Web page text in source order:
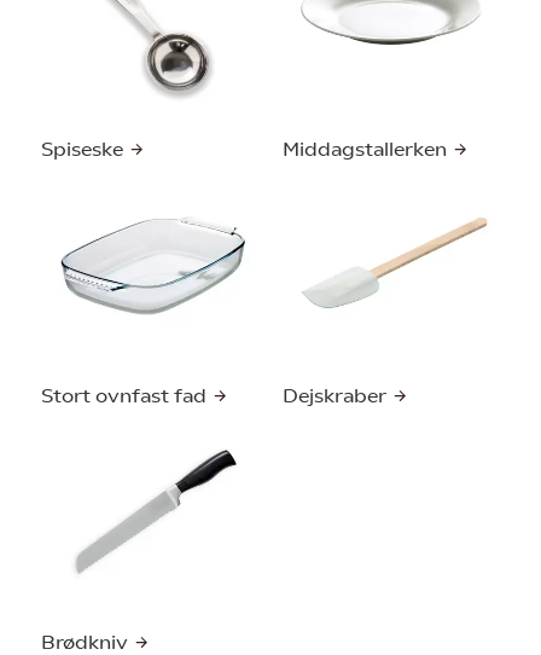
Spiseske Middagstallerken
Stort ovnfast fad Dejskraber
Brødkniv